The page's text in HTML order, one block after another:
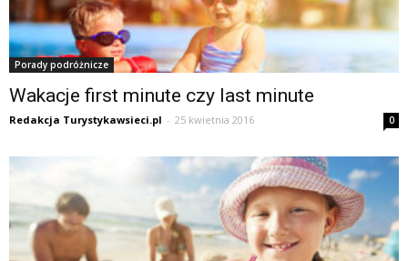
Porady podróżnicze
Wakacje first minute czy last minute
Redakcja Turystykawsieci.pl - 25 kwietnia 2016 0